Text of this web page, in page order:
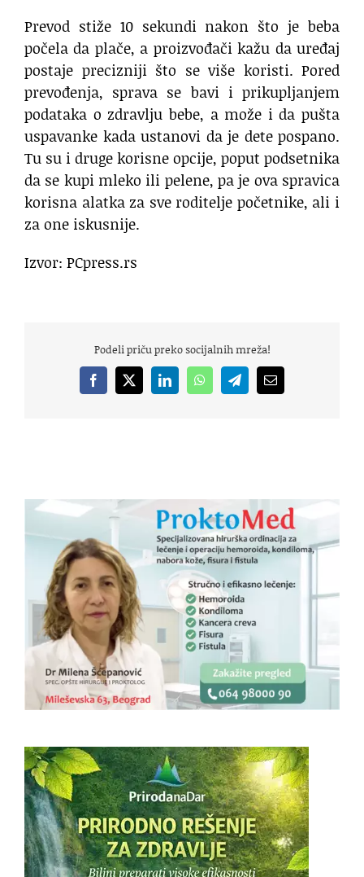
Prevod stiže 10 sekundi nakon što je beba
počela da plače, a proizvođači kažu da uređaj
postaje precizniji što se više koristi. Pored
prevođenja, sprava se bavi i prikupljanjem
podataka o zdravlju bebe, a može i da pušta
uspavanke kada ustanovi da je dete pospano.
Tu su i druge korisne opcije, poput podsetnika
da se kupi mleko ili pelene, pa je ova spravica
korisna alatka za sve roditelje početnike, ali i
za one iskusnije.
Izvor: PCpress.rs
Podeli priču preko socijalnih mreža!
Facebook
X LinkedInWhatsAppTelegramEmail